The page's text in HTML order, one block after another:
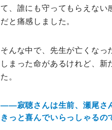
て、誰にも守ってもらえない
だと痛感しました。
そんな中で、先生が亡くな
しまった命があるけれど、
た。
――寂聴さんは生前、瀬尾さ
きっと喜んでいらっしゃるの